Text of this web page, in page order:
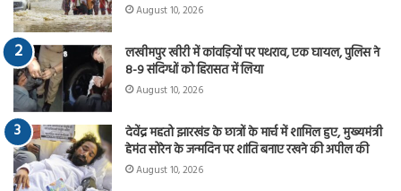
August 10, 2026
लखीमपुर खीरी में कांवड़ियों पर पथराव, एक घायल, पुलिस ने
8-9 संदिग्धों को हिरासत में लिया
August 10, 2026
देवेंद्र महतो झारखंड के छात्रों के मार्च में शामिल हुए, मुख्यमंत्री
हेमंत सोरेन के जन्मदिन पर शांति बनाए रखने की अपील की
August 10, 2026